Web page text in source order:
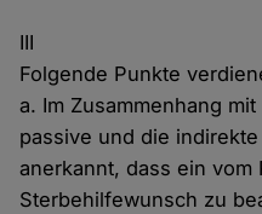
III
Folgende Punkte
a. Im Zusammenhang
passive und die
anerkannt, dass ein vom
Sterbehilfewunsch zu